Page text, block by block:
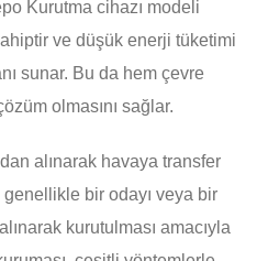
Kurutma cihazı modeli
ve düşük enerji tüketimi
sunar. Bu da hem çevre
olmasını sağlar.
alınarak havaya transfer
bir odayı veya bir
kurutulması amacıyla